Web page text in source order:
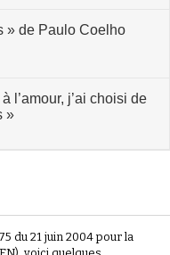
» de Paulo Coelho
l’amour, j’ai choisi de
»
du 21 juin 2004 pour la